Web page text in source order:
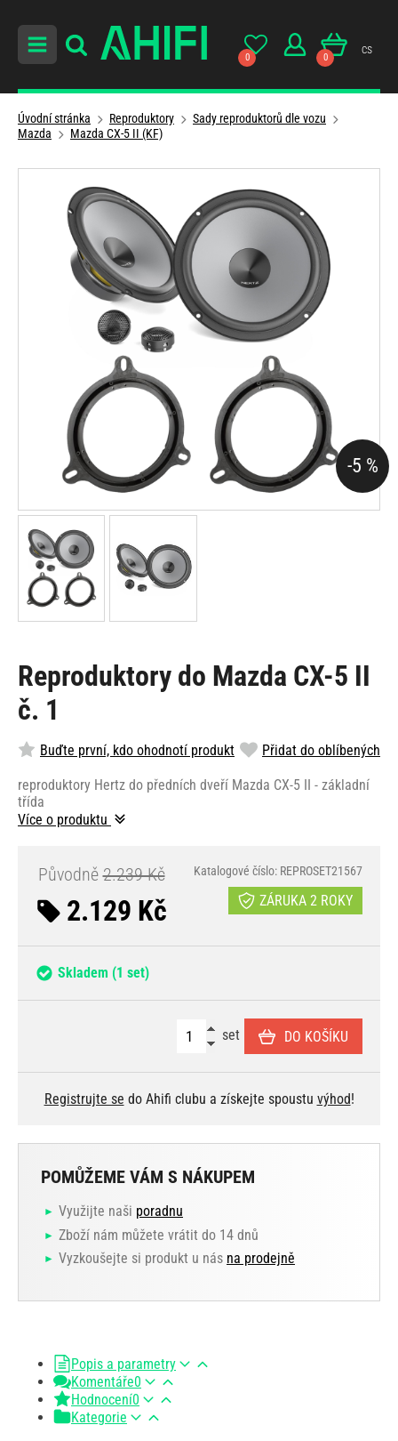
0 0
cs
Úvodní stránka Reproduktory
Sady reproduktorů dle vozu
Mazda
Mazda CX-5 II (KF)
Reproduktory do Mazda CX-5 II
č. 1
Buďte první, kdo ohodnotí produkt Přidat do oblíbených
reproduktory Hertz do předních dveří Mazda CX-5 II - základní
třída
Více o produktu
Původně2.239 Kč
2.129 Kč
Katalogové číslo: REPROSET21567
ZÁRUKA 2 ROKY
Skladem (1 set)
set DO KOŠÍKU
Registrujte se do Ahifi clubu a získejte spoustu výhod!
POMŮŽEME VÁM S NÁKUPEM
Využijte naši poradnu
Zboží nám můžete vrátit do 14 dnů
Vyzkoušejte si produkt u nás na prodejně
-5 %
Popis a parametry
Komentáře0
Hodnocení0
Kategorie